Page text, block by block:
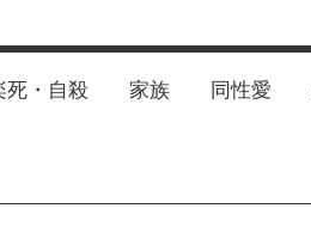
死・自殺 家族 同性愛